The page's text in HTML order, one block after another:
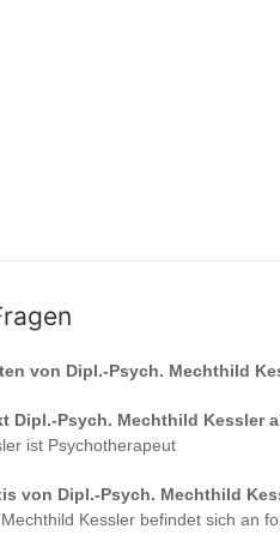
von Dipl.-Psych. Mechthild
Dipl.-Psych. Mechthild Kessler
ist Psychotherapeut
von Dipl.-Psych. Mechthild
Kessler befindet sich an